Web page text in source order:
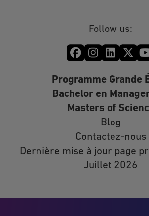
Follow us:
Programme Grande
Bachelor en
Masters of
Blog
Contactez-nous
Dernière mise à jour page
Juillet 2026